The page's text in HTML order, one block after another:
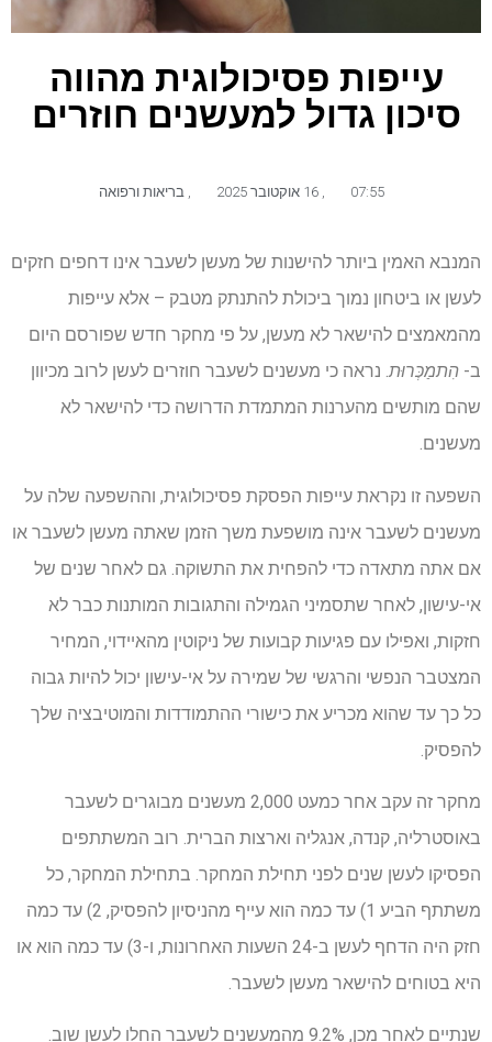
עייפות פסיכולוגית מהווה
סיכון גדול למעשנים חוזרים
07:55 בריאות ורפואה
המנבא האמין ביותר להישנות של מעשן לשעבר אינו דחפים חזקים
לעשן או ביטחון נמוך ביכולת להתנתק מטבק – אלא עייפות
מהמאמצים להישאר לא מעשן, על פי מחקר חדש שפורסם היום
ב- הִתמַכְּרוּת. נראה כי מעשנים לשעבר חוזרים לעשן לרוב מכיוון
שהם מותשים מהערנות המתמדת הדרושה כדי להישאר לא
מעשנים.
השפעה זו נקראת עייפות הפסקת פסיכולוגית, וההשפעה שלה על
מעשנים לשעבר אינה מושפעת משך הזמן שאתה מעשן לשעבר או
אם אתה מתאדה כדי להפחית את התשוקה. גם לאחר שנים של
אי-עישון, לאחר שתסמיני הגמילה והתגובות המותנות כבר לא
חזקות, ואפילו עם פגיעות קבועות של ניקוטין מהאיידוי, המחיר
המצטבר הנפשי והרגשי של שמירה על אי-עישון יכול להיות גבוה
כל כך עד שהוא מכריע את כישורי ההתמודדות והמוטיבציה שלך
להפסיק.
מחקר זה עקב אחר כמעט 2,000 מעשנים מבוגרים לשעבר
באוסטרליה, קנדה, אנגליה וארצות הברית. רוב המשתתפים
הפסיקו לעשן שנים לפני תחילת המחקר. בתחילת המחקר, כל
משתתף הביע 1) עד כמה הוא עייף מהניסיון להפסיק, 2) עד כמה
חזק היה הדחף לעשן ב-24 השעות האחרונות, ו-3) עד כמה הוא או
היא בטוחים להישאר מעשן לשעבר.
שנתיים לאחר מכן, 9.2% מהמעשנים לשעבר החלו לעשן שוב.